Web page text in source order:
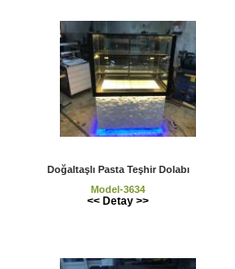
Doğaltaşlı Pasta Teşhir Dolabı
Model-3634
<< Detay >>